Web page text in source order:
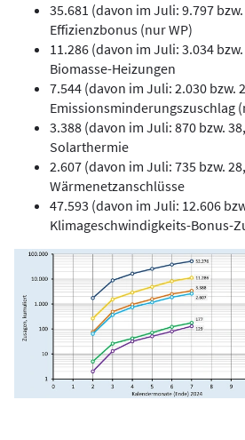
35.681 (davon im Juli: 9.797
Effizienzbonus (nur WP)
11.286 (davon im Juli: 3.034
Biomasse-Heizungen
7.544 (davon im Juli: 2.030 bzw.
Emissionsminderungszuschlag
3.388 (davon im Juli: 870 bzw.
Solarthermie
2.607 (davon im Juli: 735 bzw.
Wärmenetzanschlüsse
47.593 (davon im Juli: 12.606
Klimageschwindigkeits-Bonus-